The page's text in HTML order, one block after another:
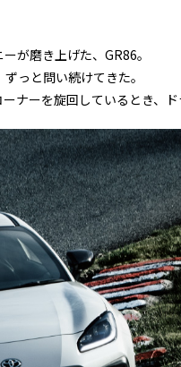
が磨き上げた、GR86。
っと問い続けてきた。
ナーを旋回しているとき、